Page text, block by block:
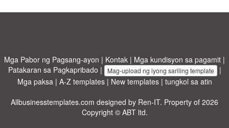
Mga Pabor ng Pagsang-ayon | Kontak | Mga kundisyon sa pagamit |
Patakaran sa Pagkapribado | Mag-upload ng iyong sariling template |
Mga paksa | A-Z templates| New templates| tungkol sa atin
Allbusinesstemplates.com designed by Ren-IT. Property of 2026
Copyright © ABT ltd.